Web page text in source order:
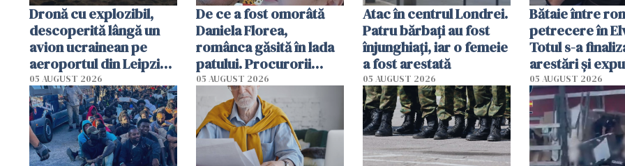
Dronă cu explozibil,
descoperită lângă un
avion ucrainean pe
aeroportul din Leipzig.
Un avion DHL s-a
ciocnit în aer cu un
obiect
05 AUGUST 2026
De ce a fost omorâtă
Daniela Florea,
românca găsită în lada
patului. Procurorii
italieni i-au reconstituit
ultimele momente din
viață
05 AUGUST 2026
Atac în centrul Londrei.
Patru bărbați au fost
înjunghiați, iar o femeie
a fost arestată
05 AUGUST 2026
Bătaie între
petrecere în
Totul s-a
arestări și
05 AUGUST 2026